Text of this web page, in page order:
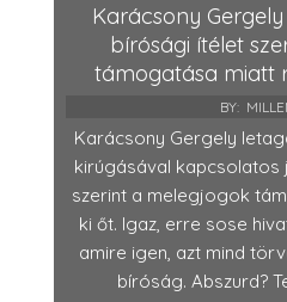
Karácsony
bírósági ítélet
támogatása miatt
BY:
Karácsony Gergely
kirúgásával kapcsolatos
szerint a melegjogok
ki őt. Igaz, erre sose
amire igen, azt mind
bíróság. Abszurd?